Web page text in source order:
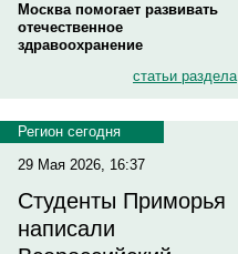
Москва помогает развивать
отечественное
здравоохранение
статьи раздела
Регион сегодня
29 Мая 2026, 16:37
Студенты Приморья
написали